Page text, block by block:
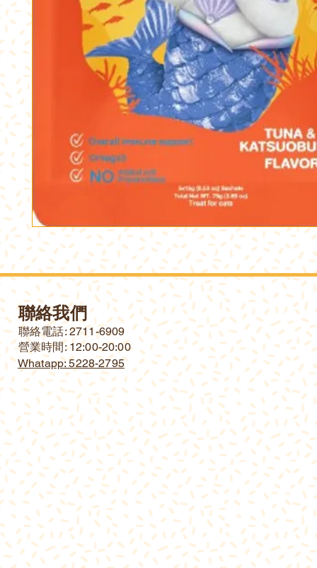
聯絡我們
​聯絡電話: 2711-6909
營業時間: 12:00-20:00
Whatapp: 5228-2795